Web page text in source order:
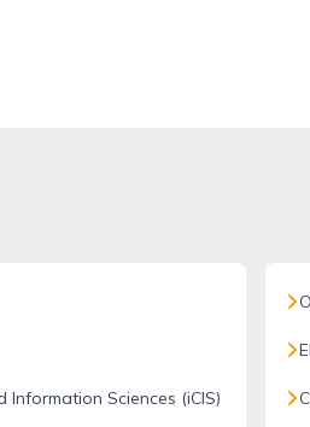
Sciences (iCIS)